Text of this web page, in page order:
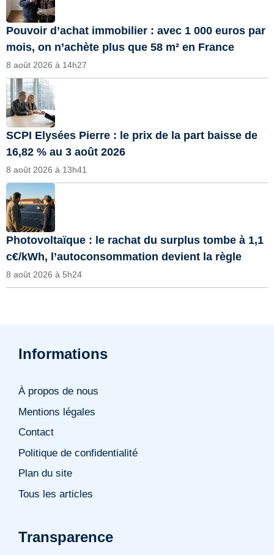
Pouvoir d’achat immobilier : avec 1 000 euros par
mois, on n’achète plus que 58 m² en France
8 août 2026 à 14h27
SCPI Elysées Pierre : le prix de la part baisse de
16,82 % au 3 août 2026
8 août 2026 à 13h41
Photovoltaïque : le rachat du surplus tombe à 1,1
c€/kWh, l’autoconsommation devient la règle
8 août 2026 à 5h24
Informations
À propos de nous
Mentions légales
Contact
Politique de confidentialité
Plan du site
Tous les articles
Transparence